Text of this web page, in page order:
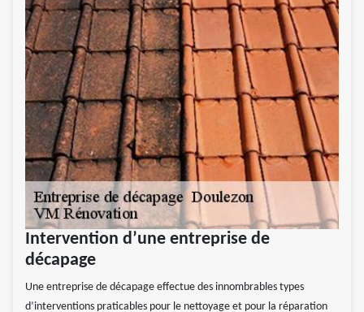
Intervention d’une entreprise de
décapage
Une entreprise de décapage effectue des innombrables types
d’interventions praticables pour le nettoyage et pour la réparation